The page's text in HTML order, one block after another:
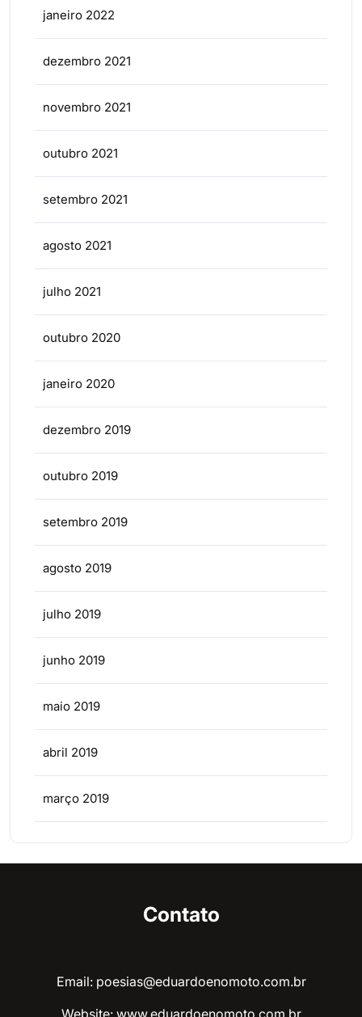
janeiro 2022
dezembro 2021
novembro 2021
outubro 2021
setembro 2021
agosto 2021
julho 2021
outubro 2020
janeiro 2020
dezembro 2019
outubro 2019
setembro 2019
agosto 2019
julho 2019
junho 2019
maio 2019
abril 2019
março 2019
Contato
Email: poesias@eduardoenomoto.com.br
Website: www.eduardoenomoto.com.br